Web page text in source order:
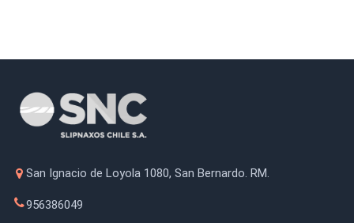
San Ignacio de Loyola 1080, San Bernardo. RM.
956386049